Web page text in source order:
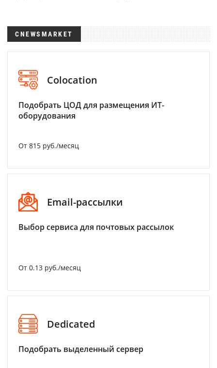
CNEWSMARKET
Colocation
Подобрать ЦОД для размещения ИТ-
оборудования
От 815 руб./месяц
Email-рассылки
Выбор сервиса для почтовых рассылок
От 0.13 руб./месяц
Dedicated
Подобрать выделенный сервер